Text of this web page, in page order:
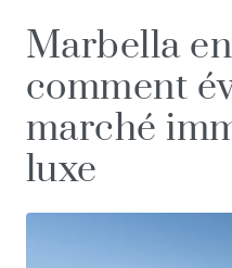
Marbella
comment
marché
luxe